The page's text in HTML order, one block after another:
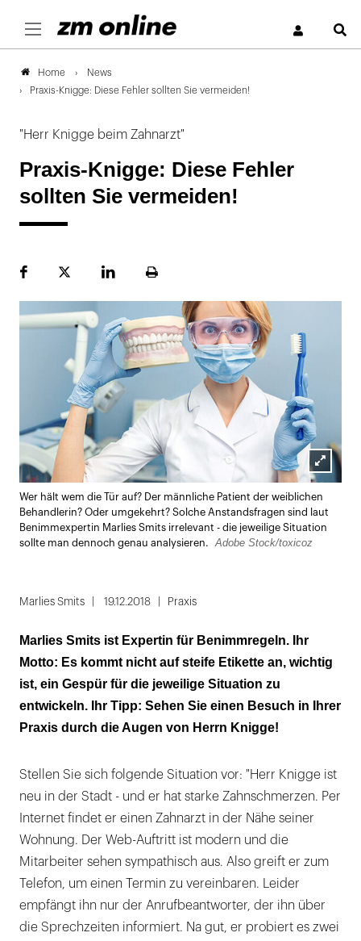
Home
News
Praxis-Knigge: Diese Fehler sollten Sie vermeiden!
"Herr Knigge beim Zahnarzt"
Praxis-Knigge: Diese Fehler
sollten Sie vermeiden!
FacebookPlattformLinekdInSeite
Lightbox
öffnen
Wer hält wem die Tür auf? Der männliche Patient der weiblichen
Behandlerin? Oder umgekehrt? Solche Anstandsfragen sind laut
Benimmexpertin Marlies Smits irrelevant - die jeweilige Situation
sollte man dennoch genau analysieren.
Adobe Stock/toxicoz
Marlies Smits 19.12.2018 Praxis
Marlies Smits ist Expertin für Benimmregeln. Ihr
Motto: Es kommt nicht auf steife Etikette an, wichtig
ist, ein Gespür für die jeweilige Situation zu
entwickeln. Ihr Tipp: Sehen Sie einen Besuch in Ihrer
Praxis durch die Augen von Herrn Knigge!
Stellen Sie sich folgende Situation vor: "Herr Knigge ist
neu in der Stadt - und er hat starke Zahnschmerzen. Per
Internet findet er einen Zahnarzt in der Nähe seiner
Wohnung. Der Web-Auftritt ist modern und die
Mitarbeiter sehen sympathisch aus. Also greift er zum
Telefon, um einen Termin zu vereinbaren. Leider
empfängt ihn nur der Anrufbeantworter, der ihn über
die Sprechzeiten informiert. Na gut, er probiert es zwei